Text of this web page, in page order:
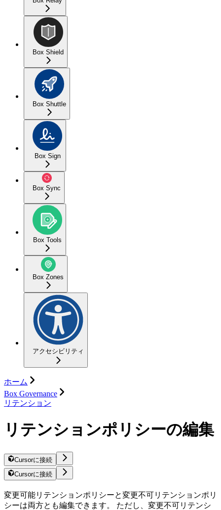
Box Shield
Box Shuttle
Box Sign
Box Sync
Box Tools
Box Zones
アクセシビリティ
ホーム
Box Governance
リテンション
リテンションポリシーの編集
Cursorに接続
Cursorに接続
変更可能リテンションポリシーと変更不可リテンションポリ
シーは両方とも編集できます。 ただし、変更不可リテンシ